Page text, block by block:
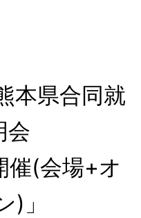
本県合同就
会
催(会場+オ
)」